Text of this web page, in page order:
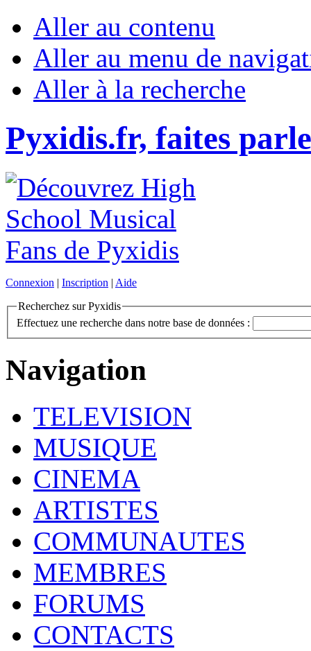
Aller au contenu
Aller au menu de
Aller à la recherche
Pyxidis.fr, faites
Connexion | Inscription | Aide
Recherchez sur Pyxidis
Effectuez une recherche dans notre base de données :
Navigation
TELEVISION
MUSIQUE
CINEMA
ARTISTES
COMMUNAUTES
MEMBRES
FORUMS
CONTACTS